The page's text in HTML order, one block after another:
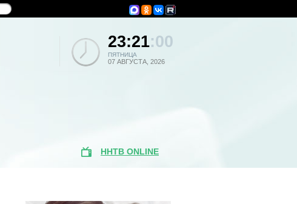
23:21:00
ПЯТНИЦА
07 АВГУСТА, 2026
ННТВ ONLINE